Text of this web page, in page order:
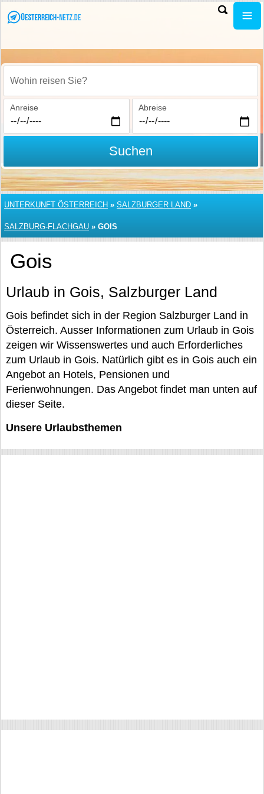
Wohin reisen Sie?
Anreise Abreise
Suchen
UNTERKUNFT ÖSTERREICH » SALZBURGER LAND »
SALZBURG-FLACHGAU » GOIS
Gois
Urlaub in Gois, Salzburger Land
Gois befindet sich in der Region Salzburger Land in
Österreich. Ausser Informationen zum Urlaub in Gois
zeigen wir Wissenswertes und auch Erforderliches
zum Urlaub in Gois. Natürlich gibt es in Gois auch ein
Angebot an Hotels, Pensionen und
Ferienwohnungen. Das Angebot findet man unten auf
dieser Seite.
Unsere Urlaubsthemen